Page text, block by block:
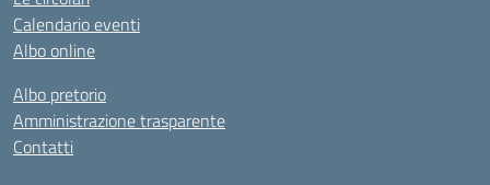
Calendario eventi
Albo online
Albo pretorio
Amministrazione trasparente
Contatti